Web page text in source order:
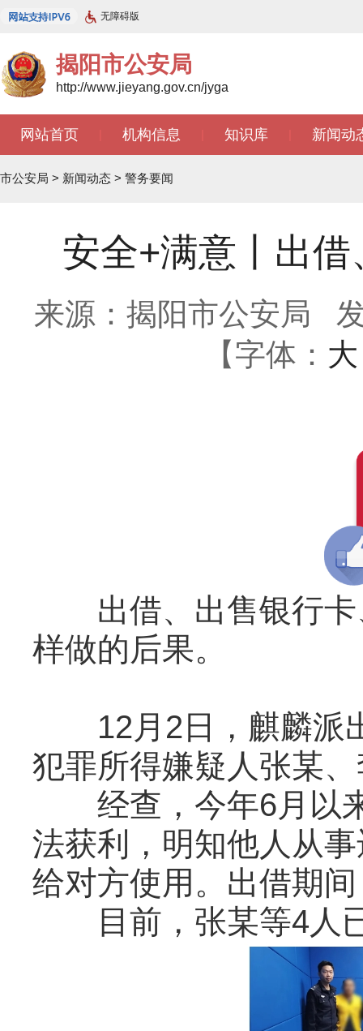
无障碍版
揭阳市公安局
http://www.jieyang.gov.cn/jyga
网站首页 机构信息 知识库 新闻动
市公安局 > 新闻动态 > 警务要闻
安全+满意丨出借
来源：揭阳市公安局
【字体： 大
出借、出售银行卡
样做的后果。
12月2日，麒麟派出
犯罪所得嫌疑人张某
经查，今年6月以来
法获利，明知他人从
给对方使用。出借期
目前，张某等4人